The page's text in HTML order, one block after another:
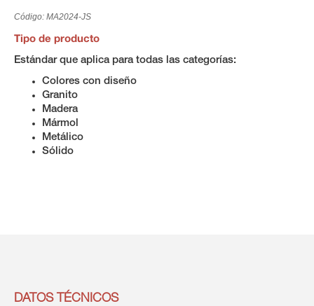
Código: MA2024-JS
Tipo de producto
Estándar que aplica para todas las categorías:
Colores con diseño
Granito
Madera
Mármol
Metálico
Sólido
DATOS TÉCNICOS